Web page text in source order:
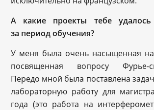
А какие проекты тебе удалось
за период обучения?
У меня была очень насыщенная
посвященная вопросу Фурье-
Передо мной была поставлена
лабораторную работу для
года (это работа на